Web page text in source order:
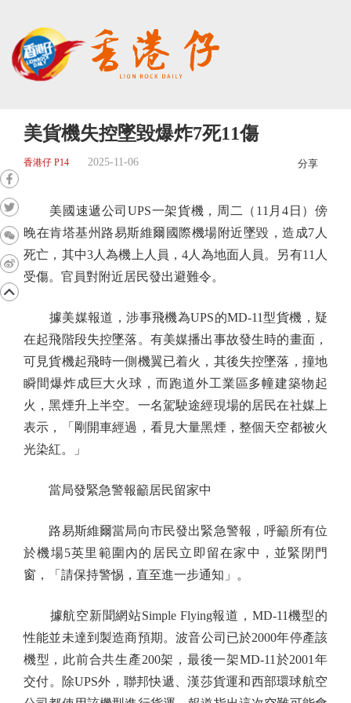
美貨機失控墜毀爆炸7死11傷
香港仔 P14 2025-11-06 分享
美國速遞公司UPS一架貨機，周二（11月4日）傍
晚在肯塔基州路易斯維爾國際機場附近墜毀，造成7人
死亡，其中3人為機上人員，4人為地面人員。另有11人
受傷。官員對附近居民發出避難令。
據美媒報道，涉事飛機為UPS的MD-11型貨機，疑
在起飛階段失控墜落。有美媒播出事故發生時的畫面，
可見貨機起飛時一側機翼已着火，其後失控墜落，撞地
瞬間爆炸成巨大火球，而跑道外工業區多幢建築物起
火，黑煙升上半空。一名駕駛途經現場的居民在社媒上
表示，「剛開車經過，看見大量黑煙，整個天空都被火
光染紅。」
當局發緊急警報籲居民留家中
路易斯維爾當局向市民發出緊急警報，呼籲所有位
於機場5英里範圍內的居民立即留在家中，並緊閉門
窗，「請保持警惕，直至進一步通知」。
據航空新聞網站Simple Flying報道，MD-11機型的
性能並未達到製造商預期。波音公司已於2000年停產該
機型，此前合共生產200架，最後一架MD-11於2001年
交付。除UPS外，聯邦快遞、漢莎貨運和西部環球航空